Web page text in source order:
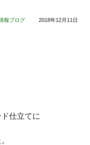
報ブログ 2018年12月11日
仕立てに